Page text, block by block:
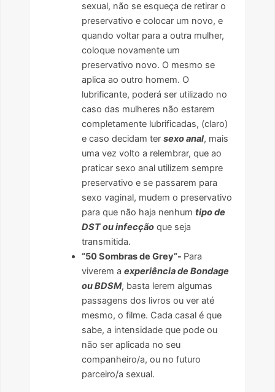
sexual, não se esqueça de retirar o
preservativo e colocar um novo, e
quando voltar para a outra mulher,
coloque novamente um
preservativo novo. O mesmo se
aplica ao outro homem. O
lubrificante, poderá ser utilizado no
caso das mulheres não estarem
completamente lubrificadas, (claro)
e caso decidam ter sexo anal, mais
uma vez volto a relembrar, que ao
praticar sexo anal utilizem sempre
preservativo e se passarem para
sexo vaginal, mudem o preservativo
para que não haja nenhum tipo de
DST ou infecçãoque seja
transmitida.
“50 Sombras de Grey”- Para
viverem a experiência de Bondage
ou BDSM, basta lerem algumas
passagens dos livros ou ver até
mesmo, o filme. Cada casal é que
sabe, a intensidade que pode ou
não ser aplicada no seu
companheiro/a, ou no futuro
parceiro/a sexual.